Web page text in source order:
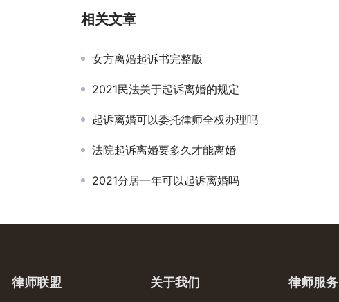
相关文章
女方离婚起诉书完整版
2021民法关于起诉离婚的规定
起诉离婚可以委托律师全权办理吗
法院起诉离婚要多久才能离婚
2021分居一年可以起诉离婚吗
律师联盟 关于我们 律师服务